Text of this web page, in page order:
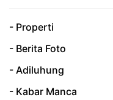
- Properti
- Berita Foto
- Adiluhung
- Kabar Manca